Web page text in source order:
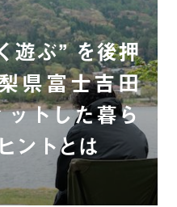
遊ぶ” を後押
県富士吉田
トした暮ら
ントとは